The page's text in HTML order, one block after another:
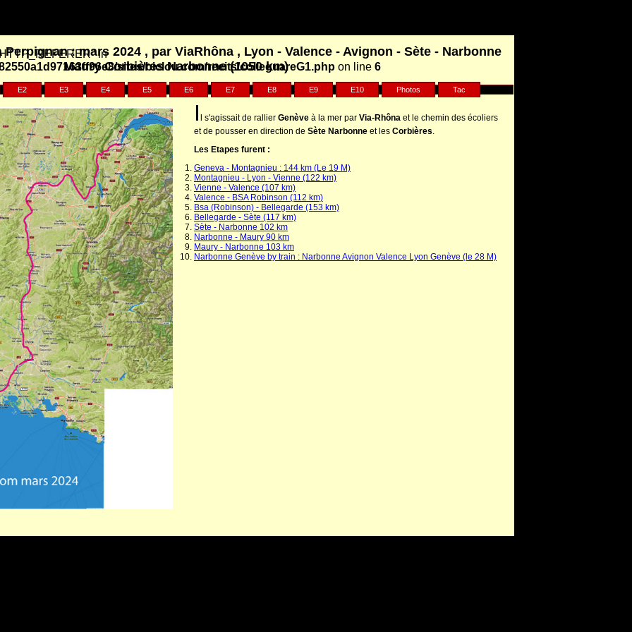
in
sites/biclou.com/recits/colleguareG1.php on line 6
I l s'agissait de rallier Genève à la mer par Via-Rhôna et le chemin des écoliers
et de pousser en direction de Sète Narbonne et les Corbières.
Les Etapes furent :
Geneva - Montagnieu : 144 km (Le 19 M)
Montagnieu - Lyon - Vienne (122 km)
Vienne - Valence (107 km)
Valence - BSA Robinson (112 km)
Bsa (Robinson) - Bellegarde (153 km)
Bellegarde - Sète (117 km)
Sète - Narbonne 102 km
Narbonne - Maury 90 km
Maury - Narbonne 103 km
Narbonne Genève by train : Narbonne Avignon Valence Lyon Genève (le 28 M)
E2 E3 E4 E5 E6 E7 E8 E9 E10 Photos Tac
: mars 2024 , par ViaRhôna , Lyon - Valence - Avignon - Sète - Narbonne
Maury Corbières Narbonne (1050 km)